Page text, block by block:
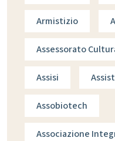
Armistizio
Assessorato
Assisi
Assobiotech
Associazione